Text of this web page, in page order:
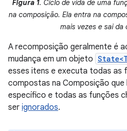
Figura 1. Ciclo de vida de uma
na composição. Ela entra na
mais vezes e sai da
A recomposição geralmente é
mudança em um objeto
esses itens e executa todas as
compostas na Composição que
específico e todas as funções
ser ignorados.